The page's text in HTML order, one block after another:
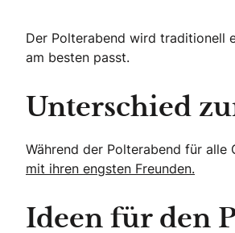
Der Polterabend wird traditionell
am besten passt.
Unterschied
Während der Polterabend für
mit ihren engsten Freunden.
Ideen für den